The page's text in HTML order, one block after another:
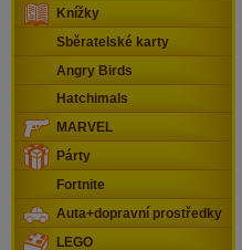
Knížky
Sběratelské karty
Angry Birds
Hatchimals
MARVEL
Párty
Fortnite
Auta+dopravní prostředky
LEGO